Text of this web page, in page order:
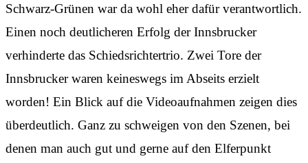
Dieses Video wird von YouTube bereitgestellt.
Beim Abspielen können Cookies gesetzt
werden.
Externe Medien aktivieren
Schwarz-Grünen war da wohl eher dafür verantwortlich.
Einen noch deutlicheren Erfolg der Innsbrucker
verhinderte das Schiedsrichtertrio. Zwei Tore der
Innsbrucker waren keineswegs im Abseits erzielt
worden! Ein Blick auf die Videoaufnahmen zeigen dies
überdeutlich. Ganz zu schweigen von den Szenen, bei
denen man auch gut und gerne auf den Elferpunkt